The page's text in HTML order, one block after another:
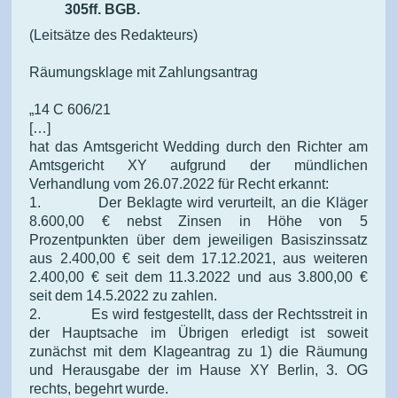
305ff. BGB.
(Leitsätze des Redakteurs)
Räumungsklage mit Zahlungsantrag
„14 C 606/21
[…]
hat das Amtsgericht Wedding durch den Richter am
Amtsgericht XY aufgrund der mündlichen
Verhandlung vom 26.07.2022 für Recht erkannt:
1. Der Beklagte wird verurteilt, an die Kläger
8.600,00 € nebst Zinsen in Höhe von 5
Prozentpunkten über dem jeweiligen Basiszinssatz
aus 2.400,00 € seit dem 17.12.2021, aus weiteren
2.400,00 € seit dem 11.3.2022 und aus 3.800,00 €
seit dem 14.5.2022 zu zahlen.
2. Es wird festgestellt, dass der Rechtsstreit in
der Hauptsache im Übrigen erledigt ist soweit
zunächst mit dem Klageantrag zu 1) die Räumung
und Herausgabe der im Hause XY Berlin, 3. OG
rechts, begehrt wurde.